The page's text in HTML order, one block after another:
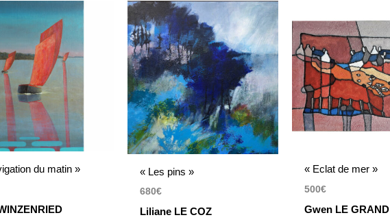
du matin » « Les pins »
680€
Liliane LE COZ
« Eclat de mer »
500€
Gwen LE GRAND